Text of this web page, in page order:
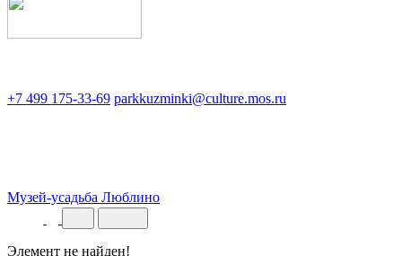
+7 499 175-33-69 parkkuzminki@culture.mos.ru
Музей-усадьба Люблино
Элемент не найден!